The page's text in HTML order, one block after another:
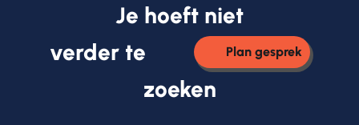
Je hoeft niet
verder te
Plan gesprek
zoeken